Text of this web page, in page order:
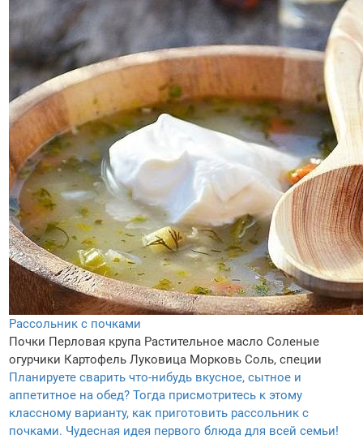
Рассольник с почками
Почки Перловая крупа Растительное масло Соленые
огурчики Картофель Луковица Морковь Соль, специи
Планируете сварить что-нибудь вкусное, сытное и
аппетитное на обед? Тогда присмотритесь к этому
классному варианту, как приготовить рассольник с
почками. Чудесная идея первого блюда для всей семьи!